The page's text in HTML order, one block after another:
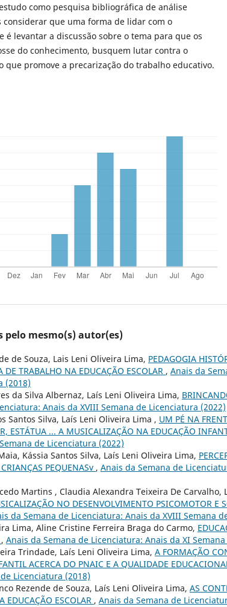
como pesquisa bibliográfica de análise
considerar que uma forma de lidar com o
é levantar a discussão sobre o tema para que os
do conhecimento, busquem lutar contra o
que promove a precarização do trabalho educativo.
pelo mesmo(s) autor(es)
de Souza, Lais Leni Oliveira Lima, PEDAGOGIA
DE TRABALHO NA EDUCAÇÃO ESCOLAR , Anais da
(2018)
da Silva Albernaz, Laís Leni Oliveira Lima,
Anais da XVIII Semana de Licenciatura (2022)
Santos Silva, Laís Leni Oliveira Lima , UM PÉ NA
ESTÁTUA ... A MUSICALIZAÇÃO NA EDUCAÇÃO
de Licenciatura (2022)
Kássia Santos Silva, Laís Leni Oliveira Lima,
PEQUENASv , Anais da Semana de
Martins , Claudia Alexandra Teixeira De Carvalho,
NO DESENVOLVIMENTO PSICOMOTOR E
da Semana de Licenciatura: Anais da XVIII Semana
Lima, Aline Cristine Ferreira Braga do Carmo,
, Anais da Semana de Licenciatura: Anais da XI
Trindade, Laís Leni Oliveira Lima, A FORMAÇÃO
ACERCA DO PNAIC E A QUALIDADE
Licenciatura (2018)
Rezende de Souza, Laís Leni Oliveira Lima, AS
EDUCAÇÃO ESCOLAR , Anais da Semana de